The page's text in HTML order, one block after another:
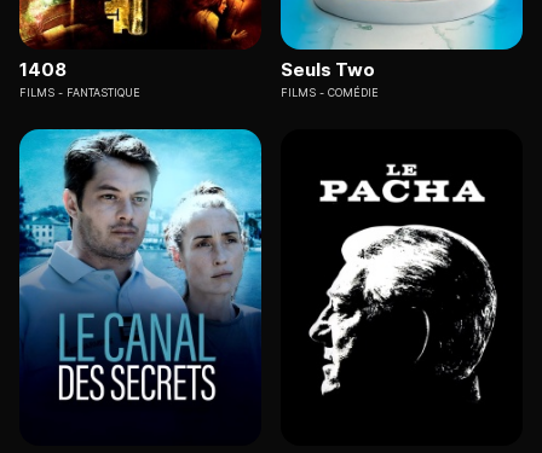
1408
FILMS FANTASTIQUE
Seuls Two
FILMS COMÉDIE